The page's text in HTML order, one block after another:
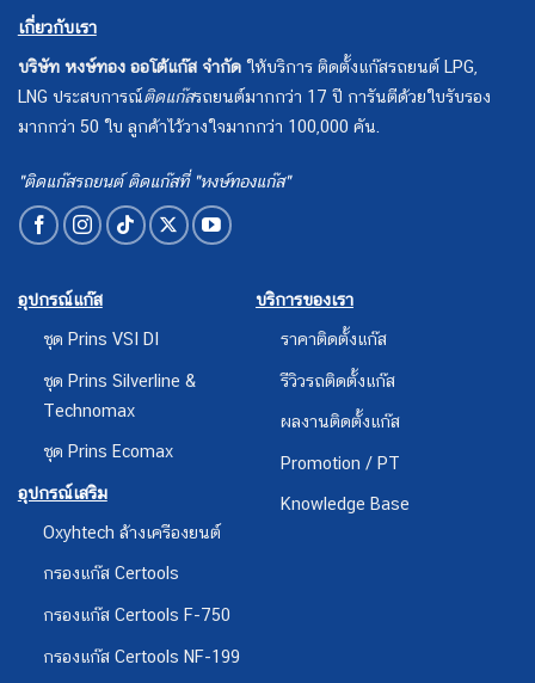
เกี่ยวกับเรา
บริษัท หงษ์ทอง ออโต้แก๊ส จำกัด ให้บริการ ติดตั้งแก๊สรถยนต์ LPG,
LNG ประสบการณ์ติดแก๊สรถยนต์มากกว่า 17 ปี การันตีด้วยใบรับรอง
มากกว่า 50 ใบ ลูกค้าไว้วางใจมากกว่า 100,000 คัน.
"ติดแก๊สรถยนต์ ติดแก๊สที่ "หงษ์ทองแก๊ส"
อุปกรณ์แก๊ส
ชุด Prins VSI DI
ชุด Prins Silverline &
Technomax
ชุด Prins Ecomax
อุปกรณ์เสริม
Oxyhtech ล้างเครืองยนต์
กรองแก๊ส Certools
กรองแก๊ส Certools F-750
กรองแก๊ส Certools NF-199
บริการของเรา
ราคาติดตั้งแก๊ส
รีวิวรถติดตั้งแก๊ส
ผลงานติดตั้งแก๊ส
Promotion / PT
Knowledge Base